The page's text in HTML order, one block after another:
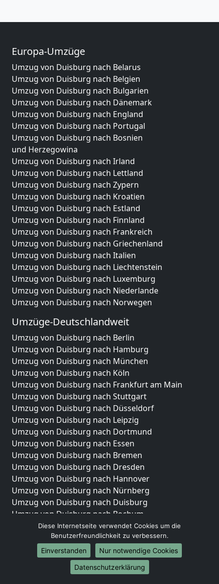
Europa-Umzüge
Umzug von Duisburg nach Belarus
Umzug von Duisburg nach Belgien
Umzug von Duisburg nach Bulgarien
Umzug von Duisburg nach Dänemark
Umzug von Duisburg nach England
Umzug von Duisburg nach Portugal
Umzug von Duisburg nach Bosnien
und Herzegowina
Umzug von Duisburg nach Irland
Umzug von Duisburg nach Lettland
Umzug von Duisburg nach Zypern
Umzug von Duisburg nach Kroatien
Umzug von Duisburg nach Estland
Umzug von Duisburg nach Finnland
Umzug von Duisburg nach Frankreich
Umzug von Duisburg nach Griechenland
Umzug von Duisburg nach Italien
Umzug von Duisburg nach Liechtenstein
Umzug von Duisburg nach Luxemburg
Umzug von Duisburg nach Niederlande
Umzug von Duisburg nach Norwegen
Umzüge-Deutschlandweit
Umzug von Duisburg nach Berlin
Umzug von Duisburg nach Hamburg
Umzug von Duisburg nach München
Umzug von Duisburg nach Köln
Umzug von Duisburg nach Frankfurt am Main
Umzug von Duisburg nach Stuttgart
Umzug von Duisburg nach Düsseldorf
Umzug von Duisburg nach Leipzig
Umzug von Duisburg nach Dortmund
Umzug von Duisburg nach Essen
Umzug von Duisburg nach Bremen
Umzug von Duisburg nach Dresden
Umzug von Duisburg nach Hannover
Umzug von Duisburg nach Nürnberg
Umzug von Duisburg nach Duisburg
Umzug von Duisburg nach Bochum
Umzug von Duisburg nach Wuppertal
Umzug von Duisburg nach Bielefeld
Umzug von Duisburg nach Bonn
Umzug von Duisburg nach Münster
Diese Internetseite verwendet Cookies um die
Benutzerfreundlichkeit zu verbessern.
Einverstanden
Nur notwendige Cookies
Datenschutzerklärung